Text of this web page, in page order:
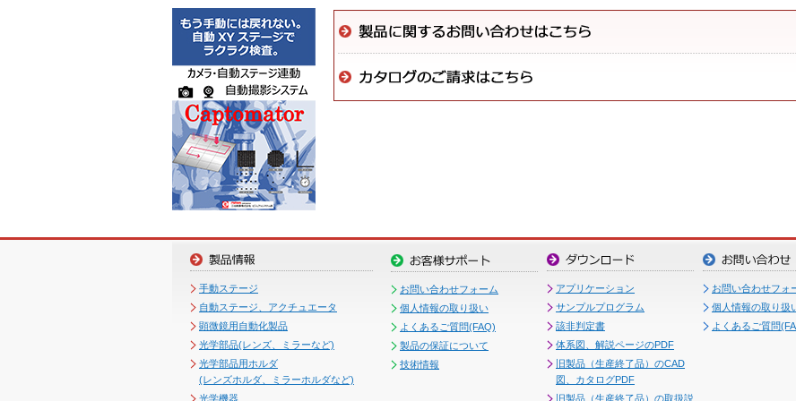
手動ステージ
自動ステージ、アクチュエータ
顕微鏡用自動化製品
光学部品(レンズ、ミラーなど)
光学部品用ホルダ
(レンズホルダ、ミラーホルダなど)
光学機器
お問い合わせフォーム
個人情報の取り扱い
よくあるご質問(FAQ)
製品の保証について
技術情報
アプリケーション
サンプルプログラム
該非判定書
体系図、解説ページのPDF
旧製品（生産終了品）のCAD
図、カタログPDF
旧製品（生産終了品）の取扱説
お問い合わせフォ
個人情報の取り扱
よくあるご質問